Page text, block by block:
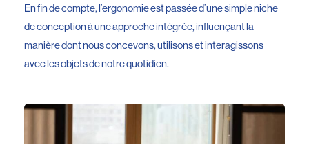
En fin de compte, l’ergonomie est passée d’une simple niche
de conception à une approche intégrée, influençant la
manière dont nous concevons, utilisons et interagissons
avec les objets de notre quotidien.